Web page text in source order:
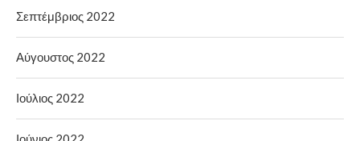
Σεπτέμβριος 2022
Αύγουστος 2022
Ιούλιος 2022